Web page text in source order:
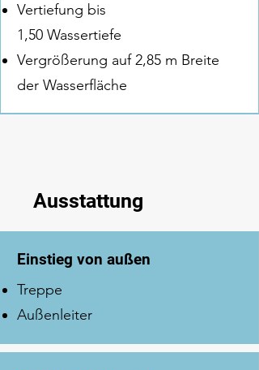
Vertiefung bis
1,50 Wassertiefe
Vergrößerung auf 2,85 m Breite
der Wasserfläche
Ausstattung
Einstieg von außen
Treppe
Außenleiter